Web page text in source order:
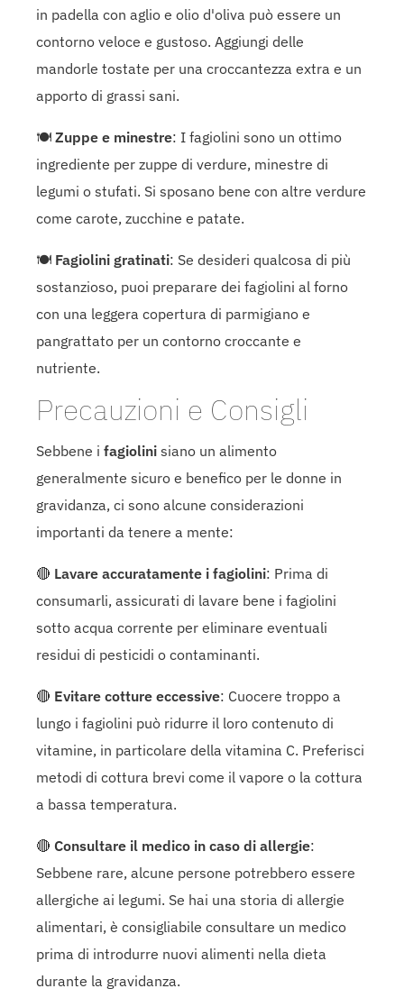
in padella con aglio e olio d'oliva può essere un
contorno veloce e gustoso. Aggiungi delle
mandorle tostate per una croccantezza extra e un
apporto di grassi sani.
🍽 Zuppe e minestre: I fagiolini sono un ottimo
ingrediente per zuppe di verdure, minestre di
legumi o stufati. Si sposano bene con altre verdure
come carote, zucchine e patate.
🍽 Fagiolini gratinati: Se desideri qualcosa di più
sostanzioso, puoi preparare dei fagiolini al forno
con una leggera copertura di parmigiano e
pangrattato per un contorno croccante e
nutriente.
Precauzioni e Consigli
Sebbene i fagiolini siano un alimento
generalmente sicuro e benefico per le donne in
gravidanza, ci sono alcune considerazioni
importanti da tenere a mente:
🔴 Lavare accuratamente i fagiolini: Prima di
consumarli, assicurati di lavare bene i fagiolini
sotto acqua corrente per eliminare eventuali
residui di pesticidi o contaminanti.
🔴 Evitare cotture eccessive: Cuocere troppo a
lungo i fagiolini può ridurre il loro contenuto di
vitamine, in particolare della vitamina C. Preferisci
metodi di cottura brevi come il vapore o la cottura
a bassa temperatura.
🔴 Consultare il medico in caso di allergie:
Sebbene rare, alcune persone potrebbero essere
allergiche ai legumi. Se hai una storia di allergie
alimentari, è consigliabile consultare un medico
prima di introdurre nuovi alimenti nella dieta
durante la gravidanza.